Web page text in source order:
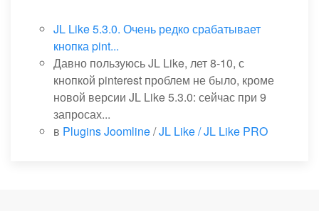
JL Like 5.3.0. Очень редко срабатывает
кнопка pint...
Давно пользуюсь JL Like, лет 8-10, с
кнопкой pinterest проблем не было, кроме
новой версии JL Like 5.3.0: сейчас при 9
запросах...
в Plugins Joomline/JL Like / JL Like PRO